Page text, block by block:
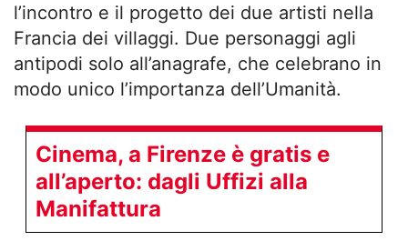
l’incontro e il progetto dei due artisti nella
Francia dei villaggi. Due personaggi agli
antipodi solo all’anagrafe, che celebrano in
modo unico l’importanza dell’Umanità.
Cinema, a Firenze è gratis e
all’aperto: dagli Uffizi alla
Manifattura